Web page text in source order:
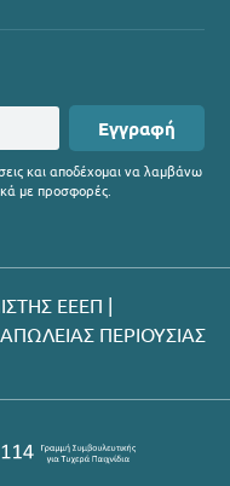
Εγγραφή
και αποδέχομαι να λαμβάνω
με προσφορές.
ΕΕΕΠ |
ΠΕΡΙΟΥΣΙΑΣ